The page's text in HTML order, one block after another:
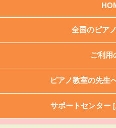
全国のピア
ご利用
ピアノ教室の先生
サポートセンター